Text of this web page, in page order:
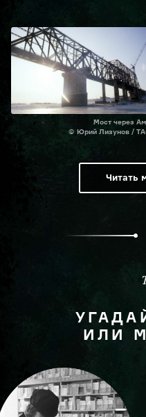
Мост через
© Юрий Лизунов /
Читать
ИЛИ